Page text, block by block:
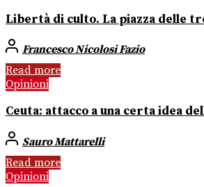
Libertà di culto. La piazza delle
Francesco Nicolosi Fazio
Read more
Opinioni
Ceuta: attacco a una certa idea
Sauro Mattarelli
Read more
Opinioni